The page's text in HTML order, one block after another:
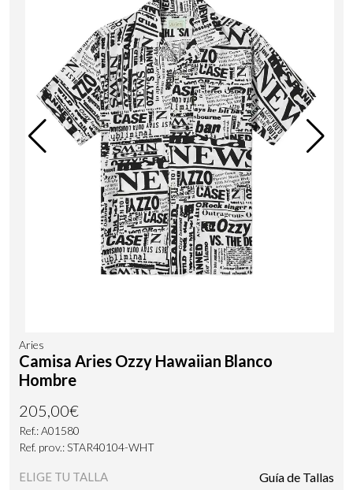
Aries
Camisa Aries Ozzy Hawaiian Blanco
Hombre
205,00€
Ref.: A01580
Ref. prov.: STAR40104-WHT
ELIGE TU TALLA Guía de Tallas